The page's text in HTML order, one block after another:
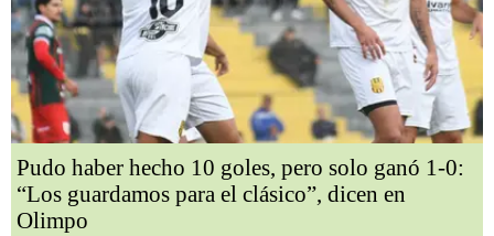
Pudo haber hecho 10 goles, pero solo ganó 1-0:
“Los guardamos para el clásico”, dicen en
Olimpo